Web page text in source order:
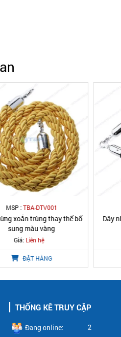
MSP :
Dây nhung trùng màu đen khóa
trắng cho trụ chắn
THỐNG KÊ TRUY CẬP
Đang online: 2